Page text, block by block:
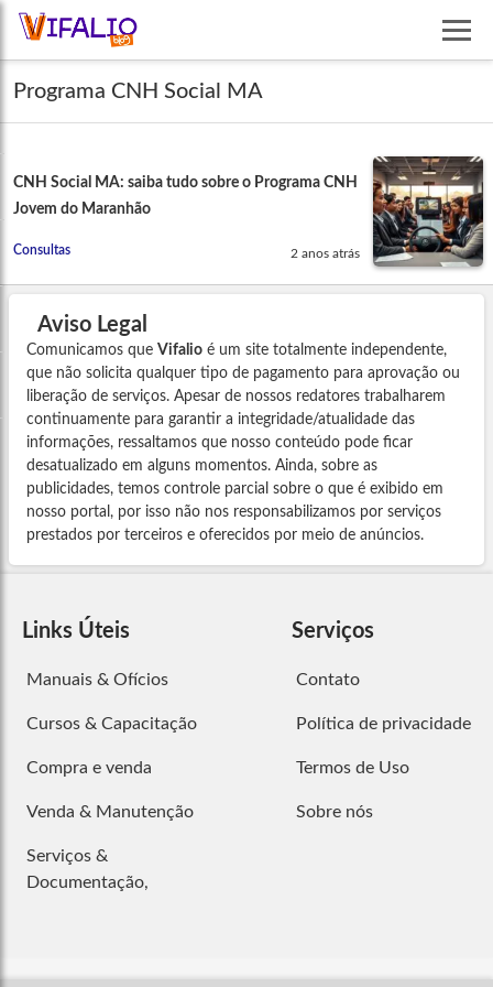
Programa CNH Social MA
CNH Social MA: saiba tudo sobre o Programa CNH
Jovem do Maranhão
Consultas 2 anos atrás
Aviso Legal
Comunicamos que Vifalio é um site totalmente independente,
que não solicita qualquer tipo de pagamento para aprovação ou
liberação de serviços. Apesar de nossos redatores trabalharem
continuamente para garantir a integridade/atualidade das
informações, ressaltamos que nosso conteúdo pode ficar
desatualizado em alguns momentos. Ainda, sobre as
publicidades, temos controle parcial sobre o que é exibido em
nosso portal, por isso não nos responsabilizamos por serviços
prestados por terceiros e oferecidos por meio de anúncios.
Links Úteis
Manuais & Ofícios
Cursos & Capacitação
Compra e venda
Venda & Manutenção
Serviços &
Documentação,
Serviços
Contato
Política de privacidade
Termos de Uso
Sobre nós